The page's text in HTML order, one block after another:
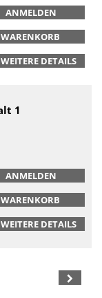
ANMELDEN
WARENKORB
WEITERE DETAILS
1
ANMELDEN
WARENKORB
WEITERE DETAILS